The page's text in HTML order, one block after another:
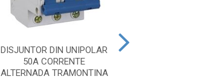
DISJUNTOR DIN UNIPOLAR
50A CORRENTE
ALTERNADA TRAMONTINA